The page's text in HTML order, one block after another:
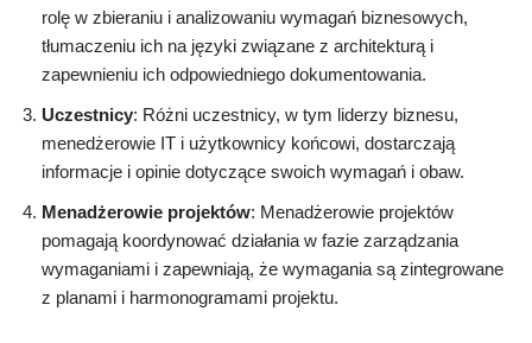
rolę w zbieraniu i analizowaniu wymagań biznesowych,
tłumaczeniu ich na języki związane z architekturą i
zapewnieniu ich odpowiedniego dokumentowania.
Uczestnicy: Różni uczestnicy, w tym liderzy biznesu,
menedżerowie IT i użytkownicy końcowi, dostarczają
informacje i opinie dotyczące swoich wymagań i obaw.
Menadżerowie projektów: Menadżerowie projektów
pomagają koordynować działania w fazie zarządzania
wymaganiami i zapewniają, że wymagania są zintegrowane
z planami i harmonogramami projektu.